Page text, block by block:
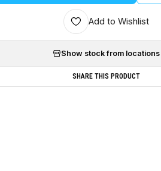
Add to Wishlist
Show stock from locations
SHARE THIS PRODUCT